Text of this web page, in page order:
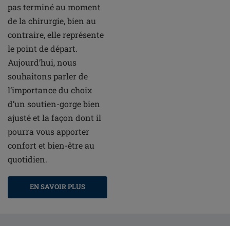
pas terminé au moment
de la chirurgie, bien au
contraire, elle représente
le point de départ.
Aujourd’hui, nous
souhaitons parler de
l’importance du choix
d’un soutien-gorge bien
ajusté et la façon dont il
pourra vous apporter
confort et bien-être au
quotidien.
EN SAVOIR PLUS